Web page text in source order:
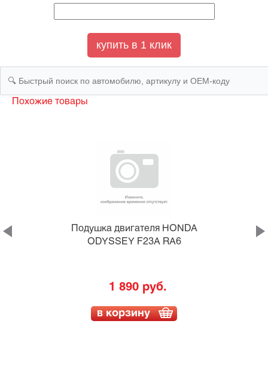
Похожие товары
Подушка двигателя HONDA
ODYSSEY F23A RA6
1 890 руб.
в корзину